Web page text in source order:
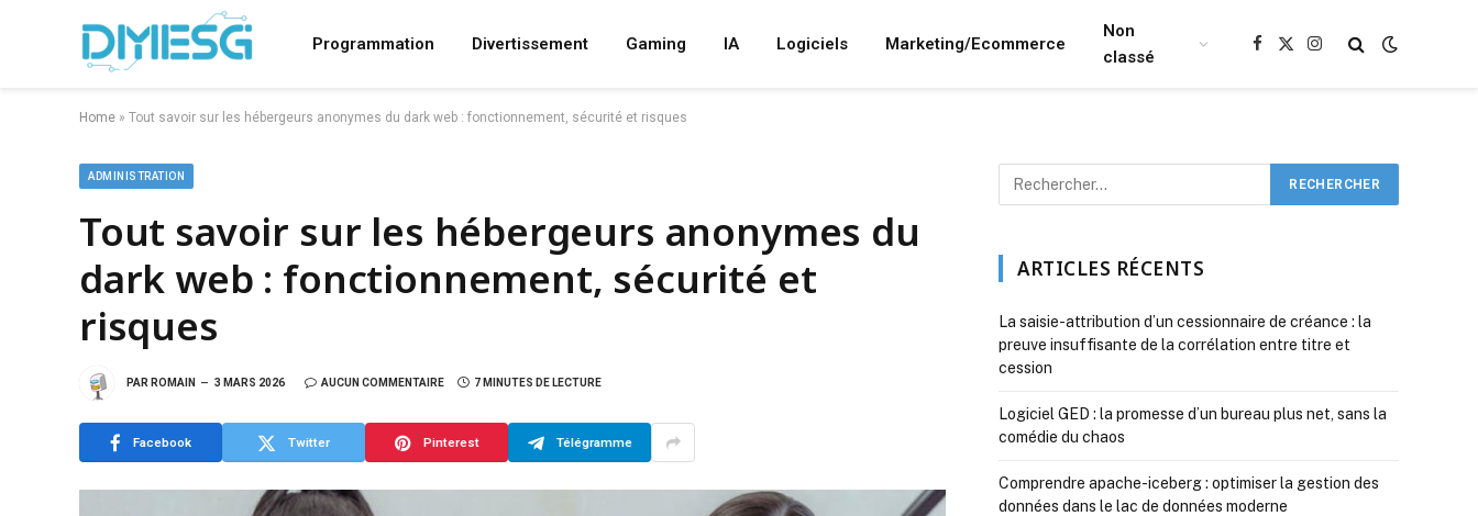
Programmation Divertissement Gaming IA Logiciels Marketing/Ecommerce
Non
classé
Facebook
X
Instagram
Home » Tout savoir sur les hébergeurs anonymes du dark web : fonctionnement, sécurité et risques
ADMINISTRATION
Tout savoir sur les hébergeurs anonymes du
dark web : fonctionnement, sécurité et
risques
PAR ROMAIN 3 MARS 2026 AUCUN COMMENTAIRE 7 MINUTES DE LECTURE
Facebook Twitter Pinterest Télégramme
ARTICLES RÉCENTS
La saisie-attribution d’un cessionnaire de créance : la
preuve insuffisante de la corrélation entre titre et
cession
Logiciel GED : la promesse d’un bureau plus net, sans la
comédie du chaos
Comprendre apache-iceberg : optimiser la gestion des
données dans le lac de données moderne